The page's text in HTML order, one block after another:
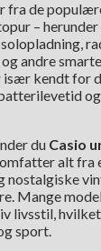
fra de
–
andre
kendt for
du Casio
alt fra
nostalgiske
Mange
livsstil,
sport.